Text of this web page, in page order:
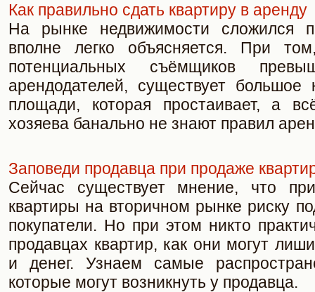
Как правильно сдать квартиру в аренду
На рынке недвижимости сложился
вполне легко объясняется. При
потенциальных съёмщиков
арендодателей, существует большое
площади, которая простаивает, а
хозяева банально не знают правил
Заповеди продавца при продаже
Сейчас существует мнение, что при
квартиры на вторичном рынке риску
покупатели. Но при этом никто
продавцах квартир, как они могут
и денег. Узнаем самые
которые могут возникнуть у продавца.